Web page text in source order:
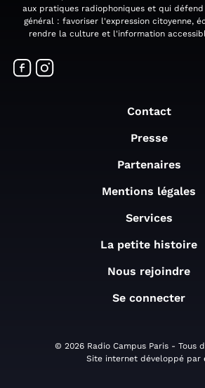
aux pratiques radiophoniques et qui
général : favoriser l'expression citoyenne,
rendre la culture et l'information
Contact
Presse
Partenaires
Mentions légales
Services
La petite histoire
Nous rejoindre
Se connecter
© 2026 Radio Campus Paris - Tous
Site internet développé par